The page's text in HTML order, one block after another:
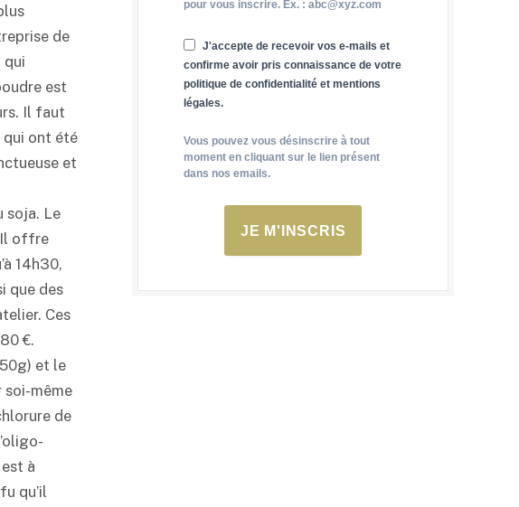
de
qui
est
Il faut
qui ont été
et
soja. Le
Il offre
14h30,
que des
Ces
€.
et le
soi-même
de
à
qu’il
pour vous inscrire. Ex. : abc@xyz.com
J'accepte de recevoir vos e-mails et
confirme avoir pris connaissance de votre
politique de confidentialité et mentions
légales.
Vous pouvez vous désinscrire à tout
moment en cliquant sur le lien présent
dans nos emails.
JE M'INSCRIS